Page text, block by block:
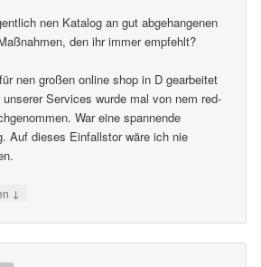
nen Katalog an gut abgehangenen
den ihr immer empfehlt?
nen großen online shop in D gearbeitet
unserer Services wurde mal von nem red-
War eine spannende
Auf dieses Einfallstor wäre ich nie
↓